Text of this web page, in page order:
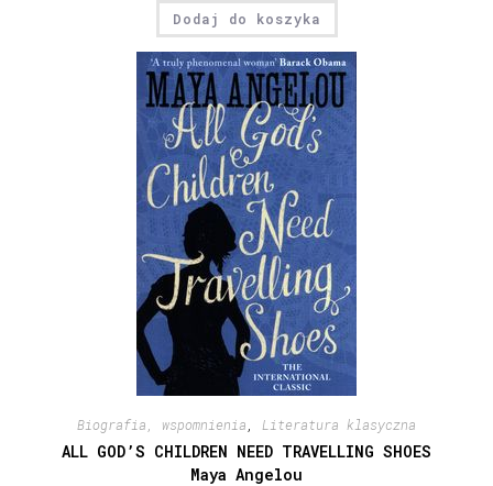
Dodaj do koszyka
Biografia, wspomnienia Literatura klasyczna
ALL GOD’S CHILDREN NEED TRAVELLING SHOES
Maya Angelou